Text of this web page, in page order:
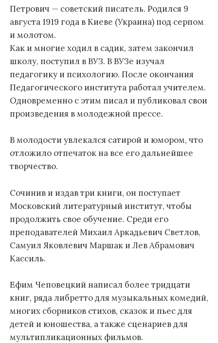
Петрович — советский писатель. Родился 9
августа 1919 года в Киеве (Украина) под серпом
и молотом.
Как и многие ходил в садик, затем закончил
школу, поступил в ВУЗ. В ВУЗе изучал
педагогику и психологию. После окончания
Педагогического института работал учителем.
Одновременно с этим писал и публиковал свои
произведения в молодежной прессе.
В молодости увлекался сатирой и юмором, что
отложило отпечаток на все его дальнейшее
творчество.
Сочинив и издав три книги, он поступает
Московский литературный институт, чтобы
продолжить свое обучение. Среди его
преподавателей Михаил Аркадьевич Светлов,
Самуил Яковлевич Маршак и Лев Абрамович
Кассиль.
Ефим Чеповецкий написал более тридцати
книг, ряда либретто для музыкальных комедий,
многих сборников стихов, сказок и пьес для
детей и юношества, а также сценариев для
мультипликационных фильмов.